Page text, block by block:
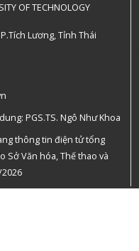
OF TECHNOLOGY
Lương, Tỉnh Thái
PGS.TS. Ngô Như Khoa
thông tin điện tử tổng
Sở Văn hóa, Thế thao và